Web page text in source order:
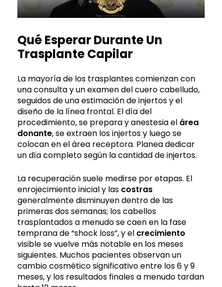
Qué Esperar Durante Un
Trasplante Capilar
La mayoría de los trasplantes comienzan con
una consulta y un examen del cuero cabelludo,
seguidos de una estimación de injertos y el
diseño de la línea frontal. El día del
procedimiento, se prepara y anestesia el área
donante, se extraen los injertos y luego se
colocan en el área receptora. Planea dedicar
un día completo según la cantidad de injertos.
La recuperación suele medirse por etapas. El
enrojecimiento inicial y las costras
generalmente disminuyen dentro de las
primeras dos semanas; los cabellos
trasplantados a menudo se caen en la fase
temprana de “shock loss”, y el crecimiento
visible se vuelve más notable en los meses
siguientes. Muchos pacientes observan un
cambio cosmético significativo entre los 6 y 9
meses, y los resultados finales a menudo tardan